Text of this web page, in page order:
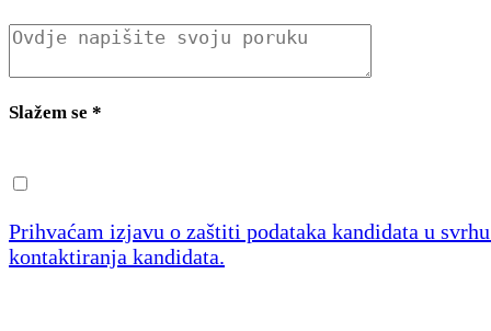
Slažem se *
Prihvaćam izjavu o zaštiti podataka kandidata u
kontaktiranja kandidata.